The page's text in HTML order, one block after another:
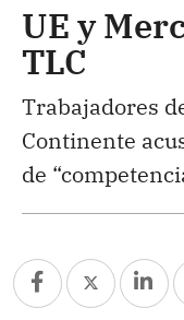
UE y
TLC
Trabajadores
Continente
de